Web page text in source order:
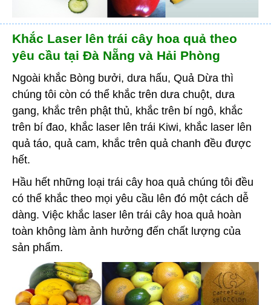
Khắc Laser lên trái cây hoa quả theo
yêu cầu tại Đà Nẵng và Hải Phòng
Ngoài khắc Bòng bưởi, dưa hấu, Quả Dừa thì
chúng tôi còn có thể khắc trên dưa chuột, dưa
gang, khắc trên phật thủ, khắc trên bí ngô, khắc
trên bí đao, khắc laser lên trái Kiwi, khắc laser lên
quả táo, quả cam, khắc trên quả chanh đều được
hết.
Hầu hết những loại trái cây hoa quả chúng tôi đều
có thể khắc theo mọi yêu cầu lên đó một cách dễ
dàng. Việc khắc laser lên trái cây hoa quả hoàn
toàn không làm ảnh hưởng đến chất lượng của
sản phẩm.